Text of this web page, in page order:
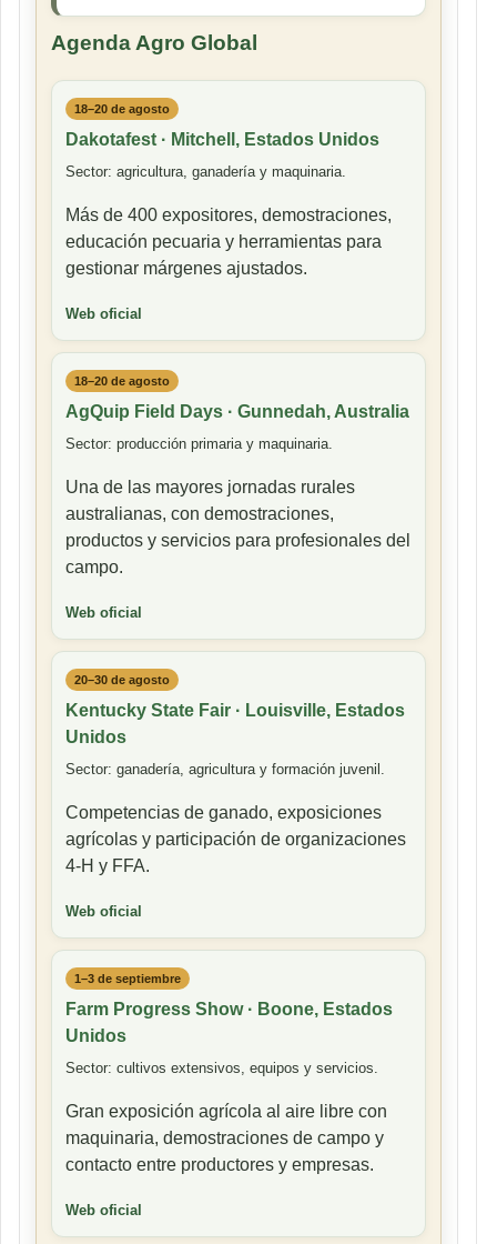
Agenda Agro Global
18–20 de agosto
Dakotafest · Mitchell, Estados Unidos
Sector: agricultura, ganadería y maquinaria.
Más de 400 expositores, demostraciones,
educación pecuaria y herramientas para
gestionar márgenes ajustados.
Web oficial
18–20 de agosto
AgQuip Field Days · Gunnedah, Australia
Sector: producción primaria y maquinaria.
Una de las mayores jornadas rurales
australianas, con demostraciones,
productos y servicios para profesionales del
campo.
Web oficial
20–30 de agosto
Kentucky State Fair · Louisville, Estados
Unidos
Sector: ganadería, agricultura y formación juvenil.
Competencias de ganado, exposiciones
agrícolas y participación de organizaciones
4-H y FFA.
Web oficial
1–3 de septiembre
Farm Progress Show · Boone, Estados
Unidos
Sector: cultivos extensivos, equipos y servicios.
Gran exposición agrícola al aire libre con
maquinaria, demostraciones de campo y
contacto entre productores y empresas.
Web oficial